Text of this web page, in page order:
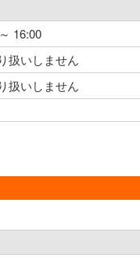
16:00
扱いしません
扱いしません